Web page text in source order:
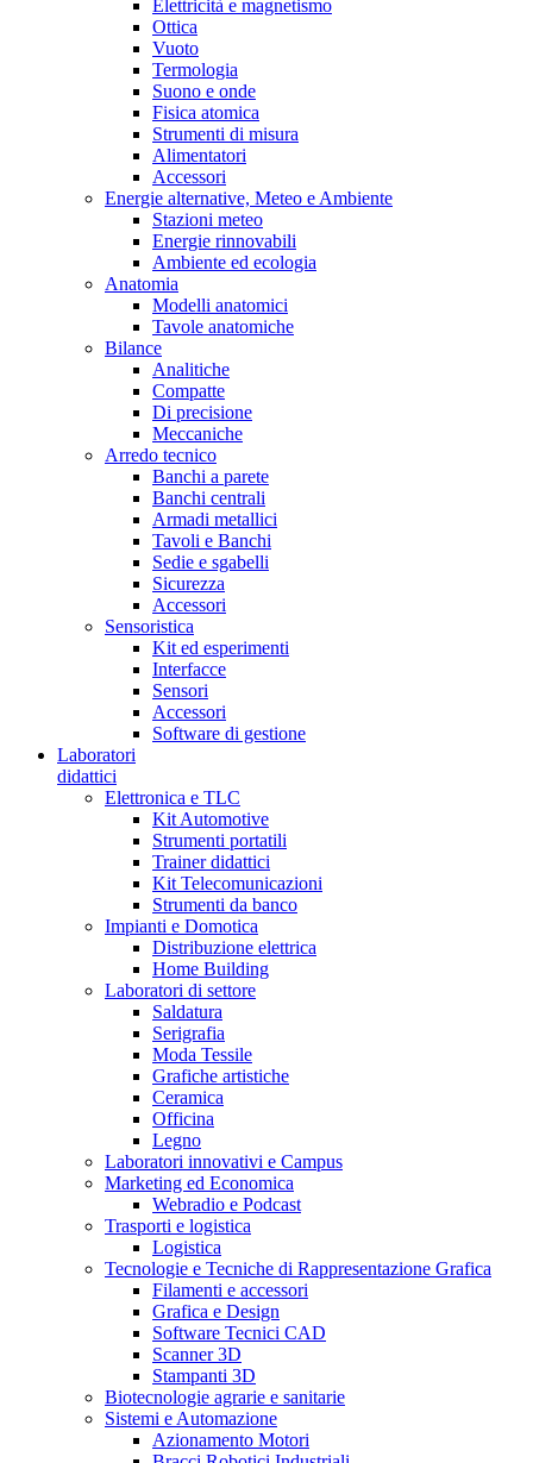
Elettricità e magnetismo
Ottica
Vuoto
Termologia
Suono e onde
Fisica atomica
Strumenti di misura
Alimentatori
Accessori
Energie alternative, Meteo e Ambiente
Stazioni meteo
Energie rinnovabili
Ambiente ed ecologia
Anatomia
Modelli anatomici
Tavole anatomiche
Bilance
Analitiche
Compatte
Di precisione
Meccaniche
Arredo tecnico
Banchi a parete
Banchi centrali
Armadi metallici
Tavoli e Banchi
Sedie e sgabelli
Sicurezza
Accessori
Sensoristica
Kit ed esperimenti
Interfacce
Sensori
Accessori
Software di gestione
Laboratori
didattici
Elettronica e TLC
Kit Automotive
Strumenti portatili
Trainer didattici
Kit Telecomunicazioni
Strumenti da banco
Impianti e Domotica
Distribuzione elettrica
Home Building
Laboratori di settore
Saldatura
Serigrafia
Moda Tessile
Grafiche artistiche
Ceramica
Officina
Legno
Laboratori innovativi e Campus
Marketing ed Economica
Webradio e Podcast
Trasporti e logistica
Logistica
Tecnologie e Tecniche di Rappresentazione Grafica
Filamenti e accessori
Grafica e Design
Software Tecnici CAD
Scanner 3D
Stampanti 3D
Biotecnologie agrarie e sanitarie
Sistemi e Automazione
Azionamento Motori